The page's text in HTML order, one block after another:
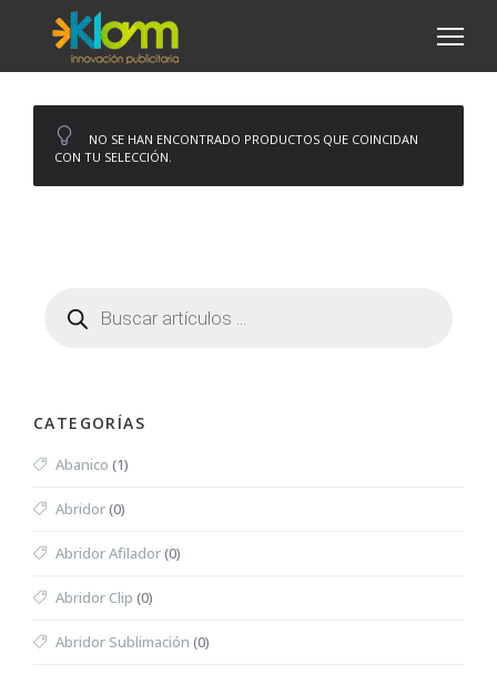
NO SE HAN ENCONTRADO PRODUCTOS QUE COINCIDAN
CON TU SELECCIÓN.
CATEGORÍAS
Abanico (1)
Abridor(0)
Abridor Afilador(0)
Abridor Clip (0)
Abridor Sublimación (0)